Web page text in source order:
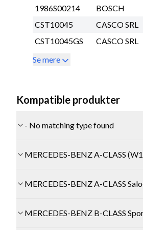
1986S00214
BOSCH
CST10045
CASCO SRL
CST10045GS
CASCO SRL
Se mere
Kompatible produkter
- No matching type found
MERCEDES-BENZ A-CLASS
MERCEDES-BENZ A-CLASS
MERCEDES-BENZ B-CLASS